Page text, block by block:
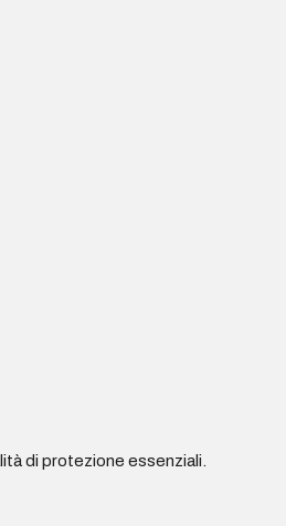
di protezione essenziali.